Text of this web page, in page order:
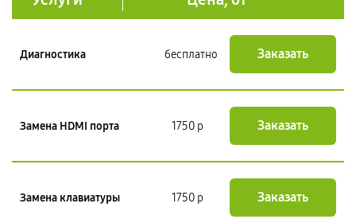
Диагностика бесплатно Заказать
Замена HDMI порта 1750 р Заказать
Замена клавиатуры 1750 р Заказать